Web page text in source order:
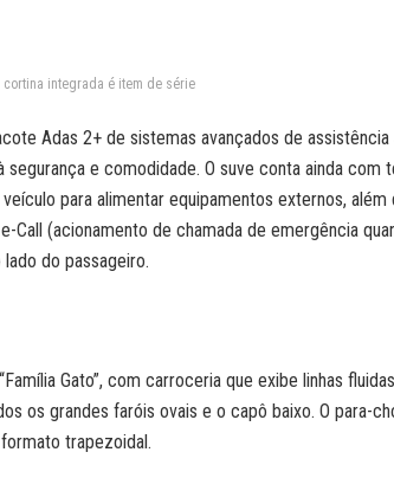
cortina integrada é item de série
Adas 2+ de sistemas avançados de assistência
e comodidade. O suve conta ainda com
para alimentar equipamentos externos, além
(acionamento de chamada de emergência
do passageiro.
Gato”, com carroceria que exibe linhas
os grandes faróis ovais e o capô baixo. O para-
trapezoidal.